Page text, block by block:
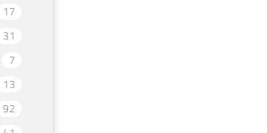
17
31
7
13
92